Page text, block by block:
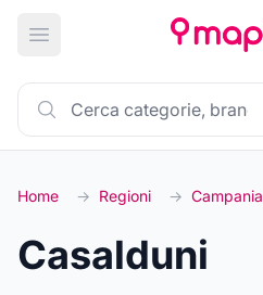
Apri menu principale
Home → Regioni → Campania
Casalduni